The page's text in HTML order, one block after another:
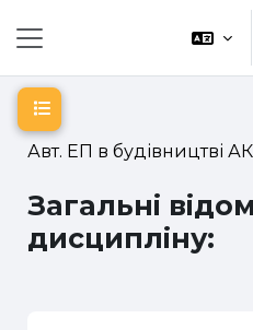
Перейти до головного
Авт. ЕП в будівництві
Загальні
дисципліну:
Відкритий покажчик